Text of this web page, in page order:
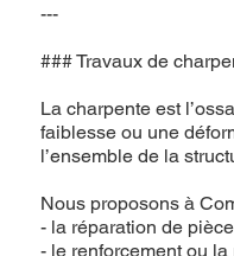
---
### Travaux de
La charpente est
faiblesse ou une
l’ensemble de la
Nous proposons à
- la réparation de
- le renforcement ou